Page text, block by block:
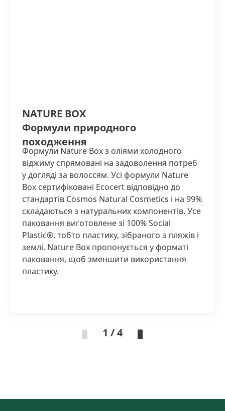
NATURE BOX
Формули природного
походження
Формули Nature Box з оліями холодного
віджиму спрямовані на задоволення потреб
у догляді за волоссям. Усі формули Nature
Box сертифіковані Ecocert відповідно до
стандартів Cosmos Natural Cosmetics і на 99%
складаються з натуральних компонентів. Усе
паковання виготовлене зі 100% Social
Plastic®, тобто пластику, зібраного з пляжів і
землі. Nature Box пропонується у форматі
паковання, щоб зменшити використання
пластику.
1 / 4